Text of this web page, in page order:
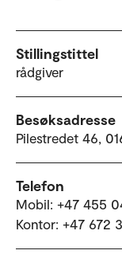
Stillingstittel
rådgiver
Besøksadresse
Pilestredet 46,
Telefon
Mobil: +47 455
Kontor: +47 672